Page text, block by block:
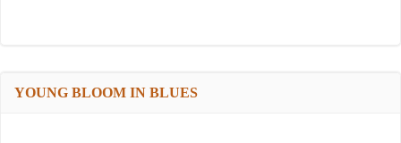
YOUNG BLOOM IN BLUES